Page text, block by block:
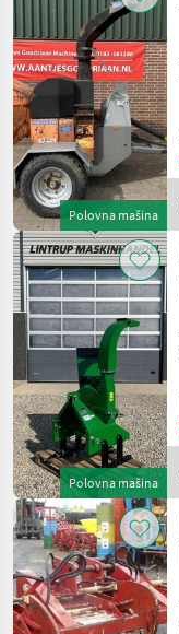
Polovna mašina
Polovna mašina